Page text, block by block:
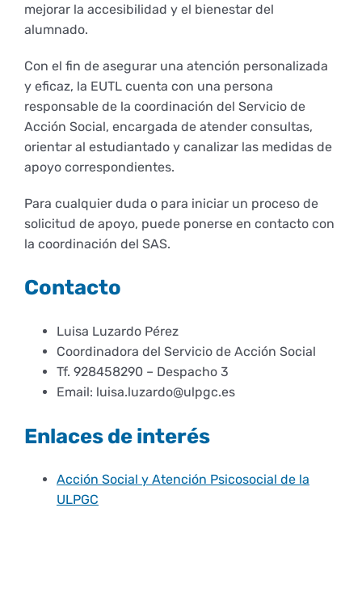
Derechos y deberes
Representantes
mejorar la accesibilidad y el bienestar del
alumnado.
Con el fin de asegurar una atención personalizada
y eficaz, la EUTL cuenta con una persona
responsable de la coordinación del Servicio de
Acción Social, encargada de atender consultas,
orientar al estudiantado y canalizar las medidas de
apoyo correspondientes.
Para cualquier duda o para iniciar un proceso de
solicitud de apoyo, puede ponerse en contacto con
la coordinación del SAS.
Contacto
Luisa Luzardo Pérez
Coordinadora del Servicio de Acción Social
Tf. 928458290 – Despacho 3
Email: luisa.luzardo@ulpgc.es
Enlaces de interés
Acción Social y Atención Psicosocial de la
ULPGC